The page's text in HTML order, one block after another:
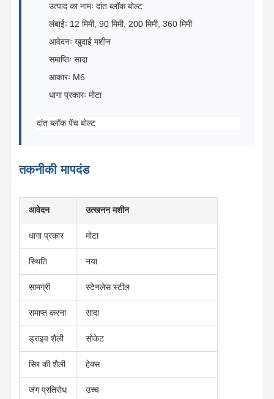
उत्पाद का नामः दांत ब्लॉक बोल्ट
लंबाईः 12 मिमी, 90 मिमी, 200 मिमी, 360 मिमी
आवेदनः खुदाई मशीन
समाप्तिः सादा
आकारः M6
धागा प्रकारः मोटा
दांत ब्लॉक पेंच बोल्ट
तकनीकी मापदंड
आवेदन उत्खनन मशीन
धागा प्रकार मोटा
स्थिति नया
सामग्री स्टेनलेस स्टील
समाप्त करना सादा
ड्राइव शैली सोकेट
सिर की शैली हेक्स
जंग प्रतिरोध उच्च